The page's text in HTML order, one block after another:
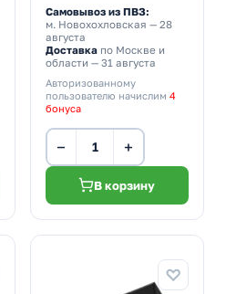
Самовывоз из ПВЗ:
м. Новохохловская — 28
августа
Доставкапо Москве и
области — 31 августа
Авторизованному
пользователю начислим 4
бонуса
− +
В корзину